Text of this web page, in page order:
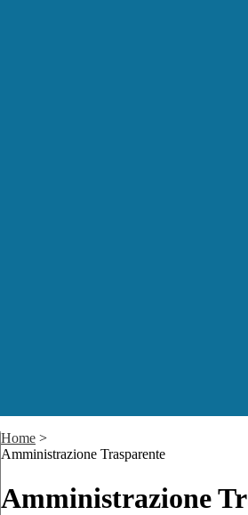
Home >
Amministrazione Trasparente
Amministrazione